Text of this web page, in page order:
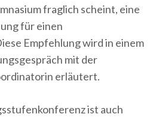
fraglich scheint, eine
für einen
Empfehlung wird in einem
mit der
erläutert.
ist auch